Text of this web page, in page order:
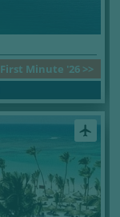
First Minute '26 >>
airplanemode_active